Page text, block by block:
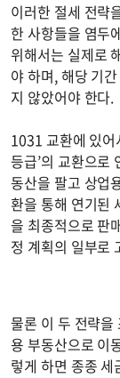
이러한 절세 전략
한 사항들을 염두
위해서는 실제로
야 하며, 해당 기
지 않았어야 한다.
1031 교환에 있어
등급’의 교환으로
동산을 팔고 상업
환을 통해 연기된
을 최종적으로 판
정 계획의 일부로
물론 이 두 전략
용 부동산으로 이
렇게 하면 종종